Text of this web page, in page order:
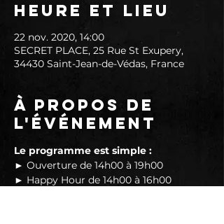
Heure et lieu
22 nov. 2020, 14:00
SECRET PLACE, 25 Rue St Exupery,
34430 Saint-Jean-de-Védas, France
À propos de
l'événement
Le programme est simple :
► Ouverture de 14h00 à 19h00
► Happy Hour de 14h00 à 16h00